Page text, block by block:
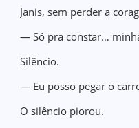
Janis, sem perder a
— Só pra constar…
Silêncio.
— Eu posso pegar o
O silêncio piorou.